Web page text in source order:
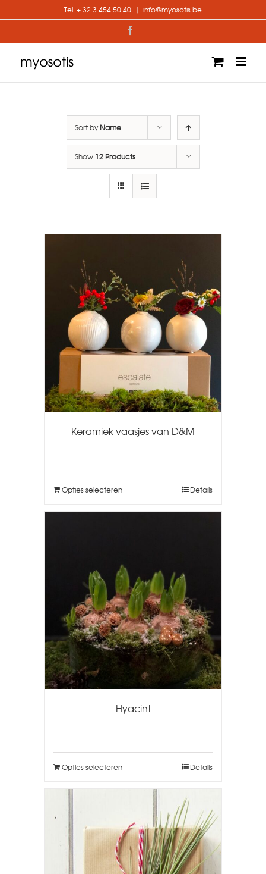
to
Tel. + 32 3 454 50 40 | info@myosotis.be
Sort byName
Show 12 Products
Keramiek vaasjes van D&M
Opties selecteren Details
Hyacint
Opties selecteren Details